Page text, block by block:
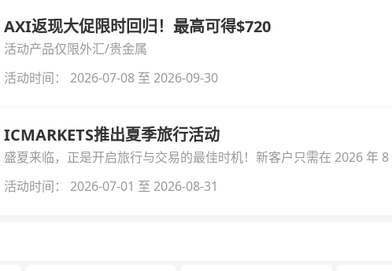
AXI返现大促限时回归！最高可得$720
活动产品仅限外汇/贵金属
活动时间： 2026-07-08 至 2026-09-30
ICMARKETS推出夏季旅行活动
盛夏来临，正是开启旅行与交易的最佳时机！新客户只需在 2026 年
金即可参与！
活动时间： 2026-07-01 至 2026-08-31